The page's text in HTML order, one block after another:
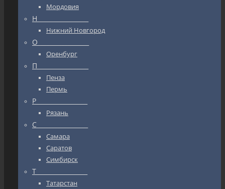
Мордовия
Н_________________
Нижний Новгород
О_________________
Оренбург
П_________________
Пенза
Пермь
Р_________________
Рязань
С_________________
Самара
Саратов
Симбирск
Т_________________
Татарстан